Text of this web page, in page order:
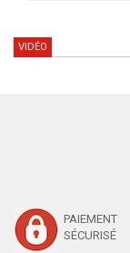
VIDÉO
PAIEMENT
SÉCURISÉ